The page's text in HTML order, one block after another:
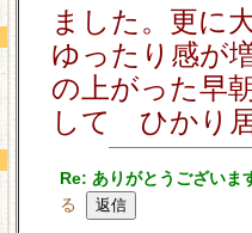
ました。更に
ゆったり感が
の上がった早
して ひかり
Re: ありがとうございま
る